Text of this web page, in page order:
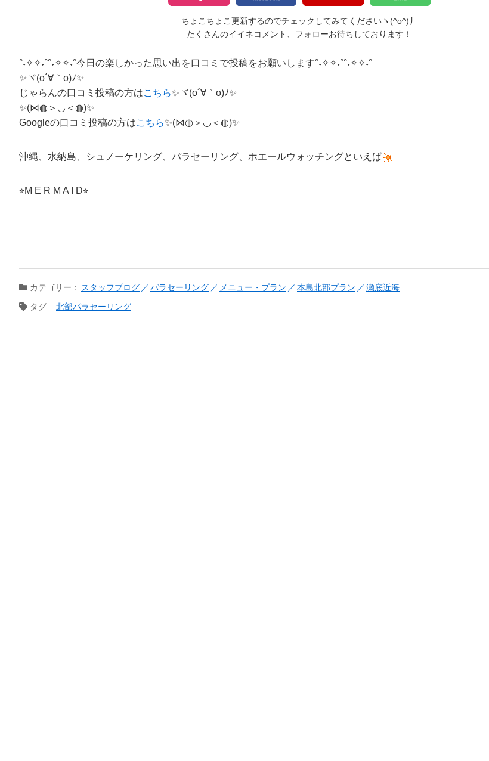
ちょこちょこ更新するのでチェックしてみてくださいヽ(^o^)丿
たくさんのイイネコメント、フォローお待ちしております！
°˖✧✧˖°°˖✧✧˖°今日の楽しかった思い出を口コミで投稿をお願いします°˖✧✧˖°°˖✧✧˖°
✨ヾ(o´∀｀o)ﾉ✨
じゃらんの口コミ投稿の方はこちら✨ヾ(o´∀｀o)ﾉ✨
✨(⋈◍＞◡＜◍)✨
Googleの口コミ投稿の方はこちら✨(⋈◍＞◡＜◍)✨
沖縄、水納島、シュノーケリング、パラセーリング、ホエールウォッチングといえば
⭐︎M E R M A I D⭐︎
カテゴリー： スタッフブログ パラセーリング メニュー・プラン 本島北部プラン
瀬底近海
タグ
北部パラセーリング